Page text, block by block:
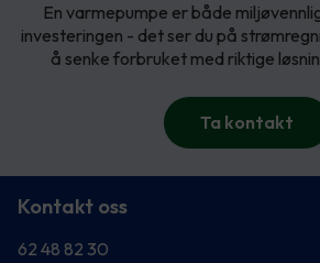
En varmepumpe er både
investeringen - det ser du på
å senke forbruket med riktige
Ta kontakt
Kontakt oss
62 48 82 30